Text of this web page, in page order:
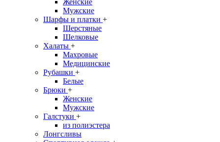
Женские
Мужские
Шарфы и платки +
Шерстяные
Шелковые
Халаты +
Махровые
Медицинские
Рубашки +
Белые
Брюки +
Женские
Мужские
Галстуки +
из полиэстера
Лонгсливы